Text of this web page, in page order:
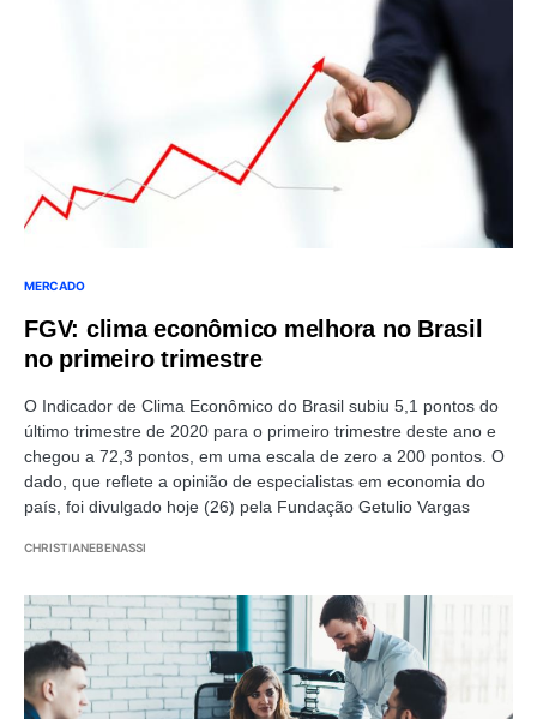
MERCADO
FGV: clima econômico melhora no Brasil
no primeiro trimestre
O Indicador de Clima Econômico do Brasil subiu 5,1 pontos do
último trimestre de 2020 para o primeiro trimestre deste ano e
chegou a 72,3 pontos, em uma escala de zero a 200 pontos. O
dado, que reflete a opinião de especialistas em economia do
país, foi divulgado hoje (26) pela Fundação Getulio Vargas
CHRISTIANEBENASSI